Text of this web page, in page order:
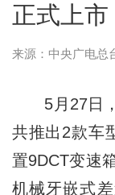
正式上市
来源：中央广电总
5月27日，
共推出2款车
置9DCT变速
机械牙嵌式